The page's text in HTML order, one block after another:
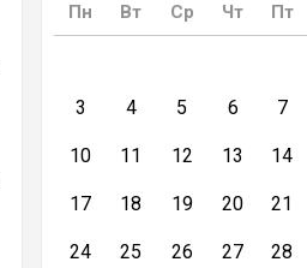
Пн Вт Ср Чт Пт
3 4 5 6 7
10 11 12 13 14
17 18 19 20 21
24 25 26 27 28